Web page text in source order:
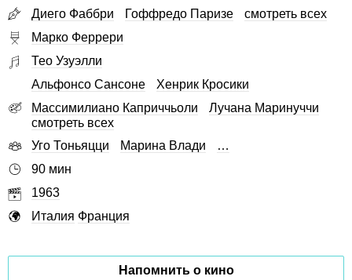
Диего Фаббри
Гоффредо Паризе
смотреть всех
Марко Феррери
Тео Узуэлли
Альфонсо Сансоне
Хенрик Кросики
Массимилиано Каприччьоли
Лучана Маринуччи
смотреть всех
Уго Тоньяцци
Марина Влади
…
90 мин
1963
Италия Франция
Напомнить о кино